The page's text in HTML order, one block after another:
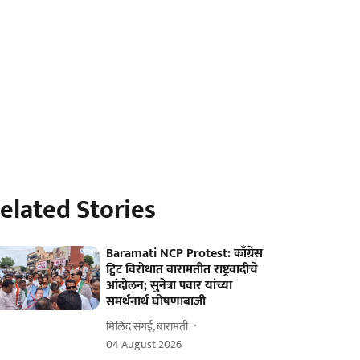
Stories
Baramati NCP Protest: काँग्रेस
ट्विट विरोधात बारामतीत राष्ट्रवादीचे
आंदोलन; सुनेत्रा पवार यांच्या
समर्थनार्थ घोषणाबाजी
मिलिंद संगई, बारामती
04 August 2026